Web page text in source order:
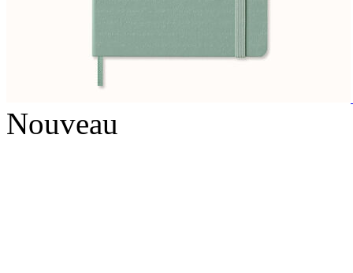
Nouveau